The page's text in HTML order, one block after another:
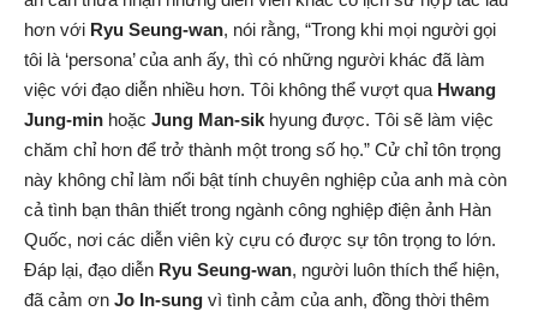
hơn với Ryu Seung-wan, nói rằng, “Trong khi mọi người gọi
tôi là ‘persona’ của anh ấy, thì có những người khác đã làm
việc với đạo diễn nhiều hơn. Tôi không thể vượt qua Hwang
Jung-min hoặc Jung Man-sik hyung được. Tôi sẽ làm việc
chăm chỉ hơn để trở thành một trong số họ.” Cử chỉ tôn trọng
này không chỉ làm nổi bật tính chuyên nghiệp của anh mà còn
cả tình bạn thân thiết trong ngành công nghiệp điện ảnh Hàn
Quốc, nơi các diễn viên kỳ cựu có được sự tôn trọng to lớn.
Đáp lại, đạo diễn Ryu Seung-wan, người luôn thích thể hiện,
đã cảm ơn Jo In-sung vì tình cảm của anh, đồng thời thêm